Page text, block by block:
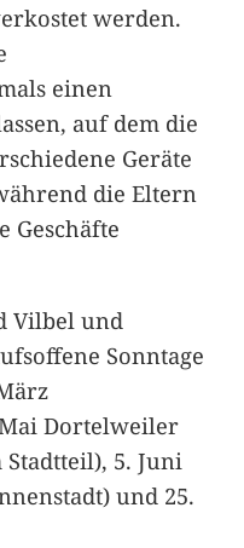
werden.
einen
auf dem die
Geräte
die Eltern
Geschäfte
Vilbel und
Sonntage
Dortelweiler
5. Juni
und 25.